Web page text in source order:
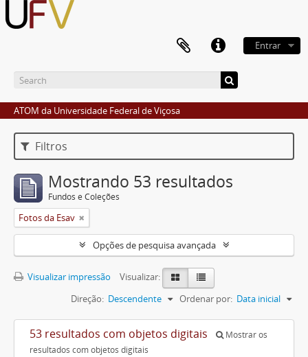
Entrar
ATOM da Universidade Federal de Viçosa
Filtros
Mostrando 53 resultados
Fundos e Coleções
Fotos da Esav
Opções de pesquisa avançada
Visualizar impressão
Visualizar:
Ordenar por: Data inicial
Direção: Descendente
53 resultados com objetos digitais
Mostrar os
resultados com objetos digitais